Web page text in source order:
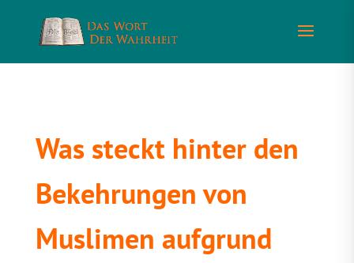
Was steckt hinter den
Bekehrungen von
Muslimen aufgrund